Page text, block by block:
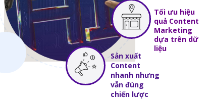
Tối ưu hiệu
quả Content
Marketing
dựa trên dữ
liệu
Sản xuất
Content
nhanh nhưng
vẫn đúng
chiến lược